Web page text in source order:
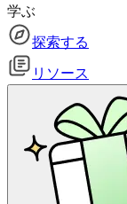
学ぶ
探索する
リソース